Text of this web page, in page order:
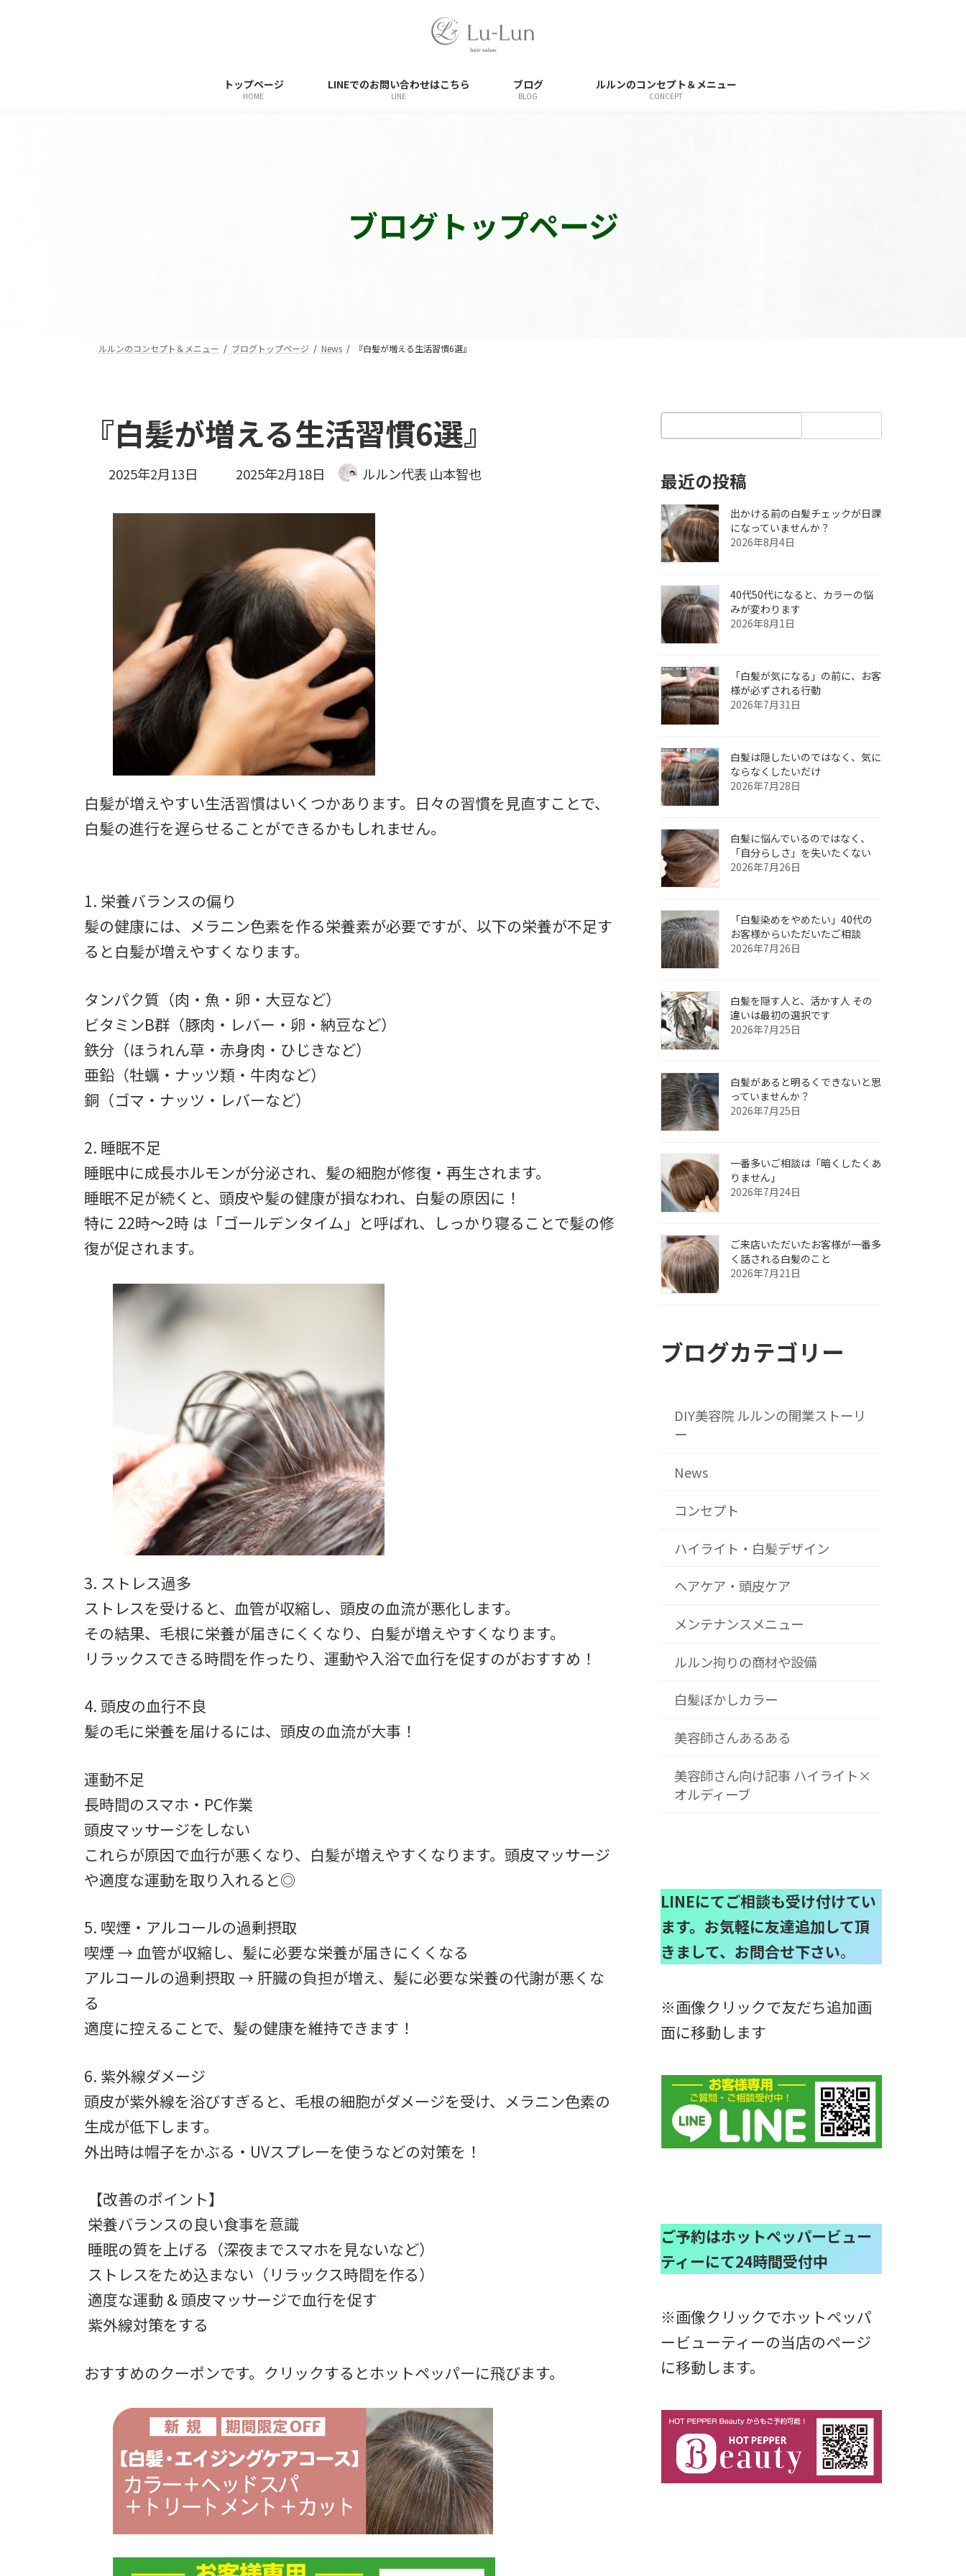
トップページ
HOME
LINEでのお問い合わせはこちら
LINE
ブログ
BLOG
ルルンのコンセプト＆メニュー
CONCEPT
ブログトップページ
ルルンのコンセプト＆メニュー ブログトップページ News 『白髪が増える生活習慣6選』
『白髪が増える生活習慣6選』
2025年2月13日
最
時
:
2025年2月18日 ルルン代表 山本智也
白髪が増えやすい生活習慣はいくつかあります。日々の習慣を見直すことで、
白髪の進行を遅らせることができるかもしれません。
1. 栄養バランスの偏り
髪の健康には、メラニン色素を作る栄養素が必要ですが、以下の栄養が不足す
ると白髪が増えやすくなります。
タンパク質（肉・魚・卵・大豆など）
ビタミンB群（豚肉・レバー・卵・納豆など）
鉄分（ほうれん草・赤身肉・ひじきなど）
亜鉛（牡蠣・ナッツ類・牛肉など）
銅（ゴマ・ナッツ・レバーなど）
2. 睡眠不足
睡眠中に成長ホルモンが分泌され、髪の細胞が修復・再生されます。
睡眠不足が続くと、頭皮や髪の健康が損なわれ、白髪の原因に！
特に 22時～2時 は「ゴールデンタイム」と呼ばれ、しっかり寝ることで髪の修
復が促されます。
3. ストレス過多
ストレスを受けると、血管が収縮し、頭皮の血流が悪化します。
その結果、毛根に栄養が届きにくくなり、白髪が増えやすくなります。
リラックスできる時間を作ったり、運動や入浴で血行を促すのがおすすめ！
4. 頭皮の血行不良
髪の毛に栄養を届けるには、頭皮の血流が大事！
運動不足
長時間のスマホ・PC作業
頭皮マッサージをしない
これらが原因で血行が悪くなり、白髪が増えやすくなります。頭皮マッサージ
や適度な運動を取り入れると◎
5. 喫煙・アルコールの過剰摂取
喫煙 → 血管が収縮し、髪に必要な栄養が届きにくくなる
アルコールの過剰摂取 → 肝臓の負担が増え、髪に必要な栄養の代謝が悪くな
る
適度に控えることで、髪の健康を維持できます！
6. 紫外線ダメージ
頭皮が紫外線を浴びすぎると、毛根の細胞がダメージを受け、メラニン色素の
生成が低下します。
外出時は帽子をかぶる・UVスプレーを使うなどの対策を！
【改善のポイント】
栄養バランスの良い食事を意識
睡眠の質を上げる（深夜までスマホを見ないなど）
ストレスをため込まない（リラックス時間を作る）
適度な運動 & 頭皮マッサージで血行を促す
紫外線対策をする
おすすめのクーポンです。クリックするとホットペッパーに飛びます。
最近の投稿
出かける前の白髪チェックが日課
になっていませんか？
2026年8月4日
40代50代になると、カラーの悩
みが変わります
2026年8月1日
「白髪が気になる」の前に、お客
様が必ずされる行動
2026年7月31日
白髪は隠したいのではなく、気に
ならなくしたいだけ
2026年7月28日
白髪に悩んでいるのではなく、
「自分らしさ」を失いたくない
2026年7月26日
「白髪染めをやめたい」40代の
お客様からいただいたご相談
2026年7月26日
白髪を隠す人と、活かす人 その
違いは最初の選択です
2026年7月25日
白髪があると明るくできないと思
っていませんか？
2026年7月25日
一番多いご相談は「暗くしたくあ
りません」
2026年7月24日
ご来店いただいたお客様が一番多
く話される白髪のこと
2026年7月21日
ブログカテゴリー
DIY美容院 ルルンの開業ストーリ
ー
News
コンセプト
ハイライト・白髪デザイン
ヘアケア・頭皮ケア
メンテナンスメニュー
ルルン拘りの商材や設備
白髪ぼかしカラー
美容師さんあるある
美容師さん向け記事 ハイライト×
オルディーブ
LINEにてご相談も受け付けてい
ます。お気軽に友達追加して頂
きまして、お問合せ下さい。
※画像クリックで友だち追加画
面に移動します
ご予約はホットペッパービュー
ティーにて24時間受付中
※画像クリックでホットペッパ
ービューティーの当店のページ
に移動します。